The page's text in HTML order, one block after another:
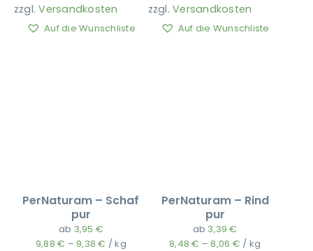
zzgl.Versandkosten
Auf die Wunschliste
zzgl.Versandkosten
Auf die Wunschliste
PerNaturam – Schaf
pur
ab 3,95 €
9,88€ – 9,38€ /kg
PerNaturam – Rind
pur
ab 3,39€
8,48€ –8,06 € / kg